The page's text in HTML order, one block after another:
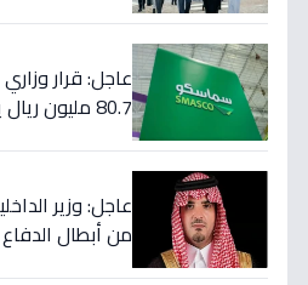
عاجل: قرار
80.7 مليون
من أبطال